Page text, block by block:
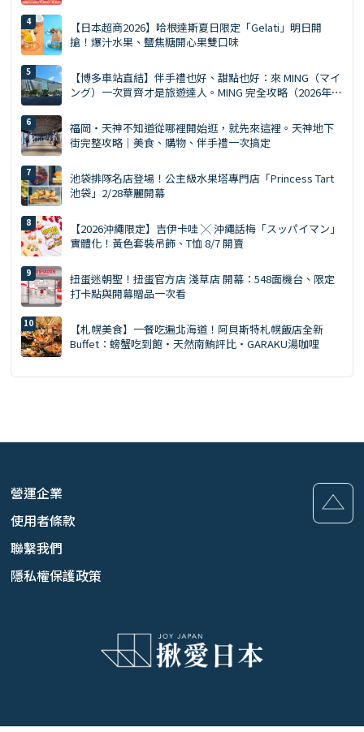
【日本超商2026】哈根達斯夏日限定「Gelati」明日開
搶！爆汁水果、鹽焦糖開心果雙口味
【博多車站直結】伴手禮也好、甜點也好：來 MING（マイ
ング）一次買齊才是旅遊達人。MING 完全攻略（2026年
福岡・天神不知道從哪裡開始逛，就先來這裡。天神地下
街完整攻略｜美食、購物、伴手禮一次搞定
池袋排隊名店登場！公主級水果塔專門店「Princess Tart
池袋」2/28華麗開幕
【2026沖繩限定】吉伊卡哇 ╳ 沖繩話梅「スッパイマン」
實體化！黃色套裝吊飾、T恤 8/7 開賣
扭蛋迷朝聖！扭蛋官方店 淺草店 開幕：548面機台、限定
打卡點與開幕贈品一次看
【札幌美食】一餐吃遍北海道！阿貝斯特札幌飯店全新
Buffet：螃蟹吃到飽・天然南鮪評比・GARAKU湯咖哩
營運企業
使用者條款
聯繫我們
隱私權保護政策